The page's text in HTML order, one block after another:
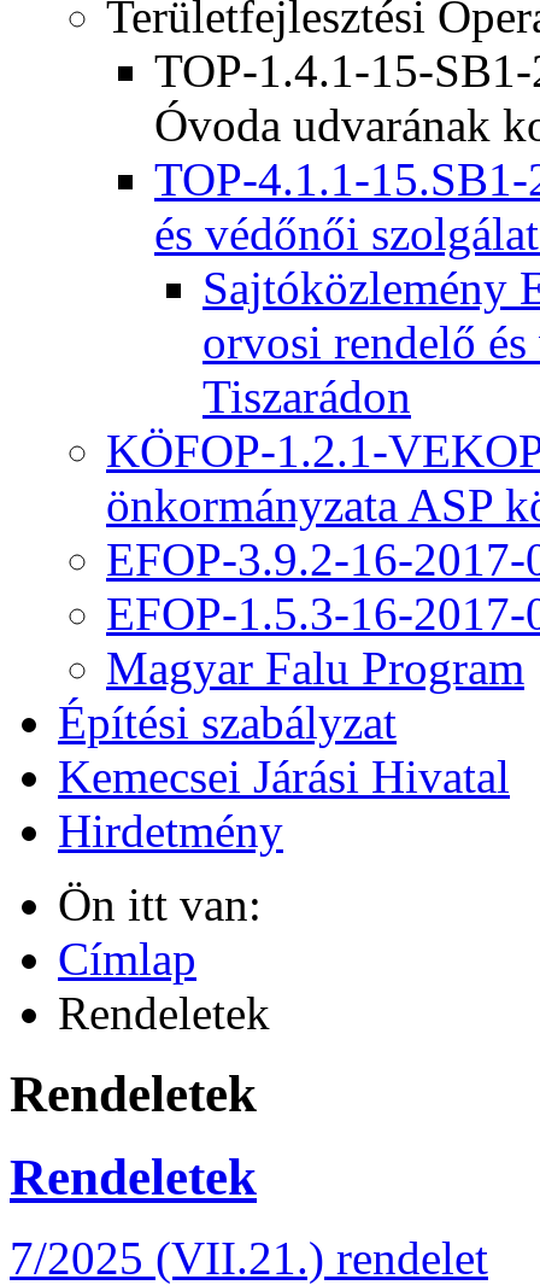
Területfejlesztési
TOP-1.4.1-15-
Óvoda udvarának
TOP-4.1.1-
és védőnői
Sajtóközlemény
orvosi rendelő
Tiszarádon
KÖFOP-1.2.1-
önkormányzata ASP
EFOP-3.9.2-16-2017-
EFOP-1.5.3-16-2017-
Magyar Falu Program
Építési szabályzat
Kemecsei Járási Hivatal
Hirdetmény
Ön itt van:
Címlap
Rendeletek
Rendeletek
Rendeletek
7/2025 (VII.21.) rendelet